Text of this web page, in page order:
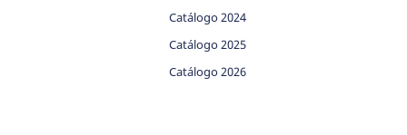
Catálogo 2024
Catálogo 2025
Catálogo 2026